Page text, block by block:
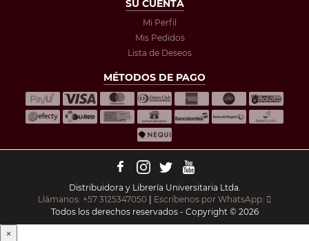
SU CUENTA
Mi Perfil
Mis Pedidos
Lista de Deseos
MÉTODOS DE PAGO
Distribuidora y Librería Universitaria Ltda.
Llámanos: +57 3125347050 | Escríbenos por WhatsApp:
Todos los derechos reservados - Copyright © 2026
×